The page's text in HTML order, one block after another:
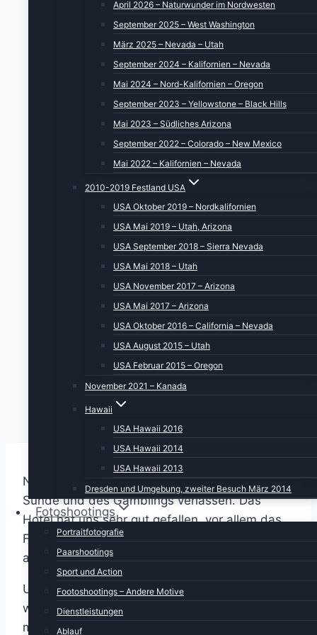
April 2026 – Naturwunder im Nordwesten
September 2025 – West Washington
März 2025 – Nevada – Utah
September 2024 – Kalifornien – Nevada
Mai 2024 – Nord-Kalifornien – Oregon
September 2023 – Yellowstone – Black Hills
Mai 2023 – Südliches Arizona
September 2022 – Colorado – New Mexico
Mai 2022 – Kalifornien – Nevada
2010-2019 Festland USA
USA Oktober 2019 – Nordkalifornien
USA Mai 2019 – Utah, Arizona
USA September 2018 – Sierra Nevada
USA Mai 2018 – Utah
USA November 2017 – Arizona
USA Mai 2017 – Arizona
USA Oktober 2016 – California – Nevada
USA August 2015 – Utah
USA Februar 2015 – Oregon
November 2021 – Kanada
Hawaii
USA Hawaii 2016
USA Hawaii 2014
USA Hawaii 2013
Dresden und Umgebung, zweiter Besuch März 2014
Fotoshootings
Portraitfotografie
Paarshootings
Sport und Action
Footoshootings – Andere Motive
Dienstleistungen
Ablauf
Nun ist es soweit, wir müssen die Stadt der
Sünde und des Gamblings verlassen. Das
Hotel hat uns sehr gut gefallen, vor allem das
Frühstück war reichhaltig und
abwechselungsreich.
Unser Ziel für heute ist St. George in Utah. Hier
werden wir vier Nächte verbringen. Aber dazu
müssen wir erstmal hinkommen.